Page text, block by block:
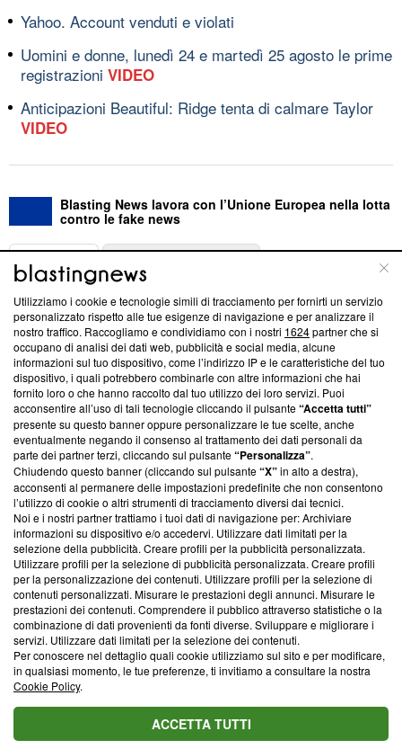
Yahoo. Account venduti e violati
Uomini e donne, lunedì 24 e martedì 25 agosto le prime
registrazioni VIDEO
Anticipazioni Beautiful: Ridge tenta di calmare Taylor
VIDEO
Blasting News lavora con l’Unione Europea nella lotta
contro le fake news
ABOUT
Questa sezione offre informazioni trasparenti su Blasting
News, sui nostri processi editoriali e su come ci impegniamo a
creare news di qualità. Inoltre, afferma la nostra aderenza a
‘Trust Project - News with Integrity’Blasting News non è
ancora membro del programma, ma ha richiesto di farne
parte; Trust Project non ha ancora effettuato una verifica di
conformità agli standard.
Su di noi
Team editoriale
Corporate
Redazione
Informativa Privacy
Cookie Policy
Blasting SA, IDI CHE-247.845.224, Via Carlo Frasca, 3 - 6900
Lugano (Svizzera) Tel:+39 0690258937
© 2026 Blasting News
Utilizziamo i cookie e tecnologie simili di tracciamento per fornirti un servizio
personalizzato rispetto alle tue esigenze di navigazione e per analizzare il
nostro traffico. Raccogliamo e condividiamo con i nostri 1624partner che si
occupano di analisi dei dati web, pubblicità e social media, alcune
informazioni sul tuo dispositivo, come l’indirizzo IP e le caratteristiche del tuo
dispositivo, i quali potrebbero combinarle con altre informazioni che hai
fornito loro o che hanno raccolto dal tuo utilizzo dei loro servizi. Puoi
acconsentire all’uso di tali tecnologie cliccando il pulsante“Accetta tutti”
presente su questo banner oppure personalizzare le tue scelte, anche
eventualmente negando il consenso al trattamento dei dati personali da
parte dei partner terzi, cliccando sul pulsante“Personalizza”.
Chiudendo questo banner (cliccando sul pulsante“X”in alto a destra),
acconsenti al permanere delle impostazioni predefinite che non consentono
l’utilizzo di cookie o altri strumenti di tracciamento diversi dai tecnici.
Noi e i nostri partner trattiamo i tuoi dati di navigazione per: Archiviare
informazioni su dispositivo e/o accedervi. Utilizzare dati limitati per la
selezione della pubblicità. Creare profili per la pubblicità personalizzata.
Utilizzare profili per la selezione di pubblicità personalizzata. Creare profili
per la personalizzazione dei contenuti. Utilizzare profili per la selezione di
contenuti personalizzati. Misurare le prestazioni degli annunci. Misurare le
prestazioni dei contenuti. Comprendere il pubblico attraverso statistiche o la
combinazione di dati provenienti da fonti diverse. Sviluppare e migliorare i
servizi. Utilizzare dati limitati per la selezione dei contenuti.
Per conoscere nel dettaglio quali cookie utilizziamo sul sito e per modificare,
in qualsiasi momento, le tue preferenze, ti invitiamo a consultare la nostra
Cookie Policy.
ACCETTA TUTTI